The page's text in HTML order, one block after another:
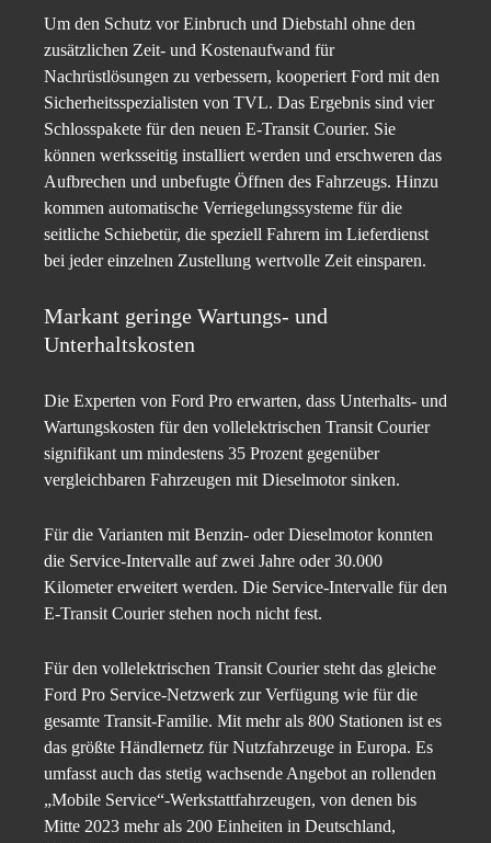
Um den Schutz vor Einbruch und Diebstahl ohne den
zusätzlichen Zeit- und Kostenaufwand für
Nachrüstlösungen zu verbessern, kooperiert Ford mit den
Sicherheitsspezialisten von TVL. Das Ergebnis sind vier
Schlosspakete für den neuen E-Transit Courier. Sie
können werksseitig installiert werden und erschweren das
Aufbrechen und unbefugte Öffnen des Fahrzeugs. Hinzu
kommen automatische Verriegelungssysteme für die
seitliche Schiebetür, die speziell Fahrern im Lieferdienst
bei jeder einzelnen Zustellung wertvolle Zeit einsparen.
Markant geringe Wartungs- und
Unterhaltskosten
Die Experten von Ford Pro erwarten, dass Unterhalts- und
Wartungskosten für den vollelektrischen Transit Courier
signifikant um mindestens 35 Prozent gegenüber
vergleichbaren Fahrzeugen mit Dieselmotor sinken.
Für die Varianten mit Benzin- oder Dieselmotor konnten
die Service-Intervalle auf zwei Jahre oder 30.000
Kilometer erweitert werden. Die Service-Intervalle für den
E-Transit Courier stehen noch nicht fest.
Für den vollelektrischen Transit Courier steht das gleiche
Ford Pro Service-Netzwerk zur Verfügung wie für die
gesamte Transit-Familie. Mit mehr als 800 Stationen ist es
das größte Händlernetz für Nutzfahrzeuge in Europa. Es
umfasst auch das stetig wachsende Angebot an rollenden
„Mobile Service“-Werkstattfahrzeugen, von denen bis
Mitte 2023 mehr als 200 Einheiten in Deutschland,